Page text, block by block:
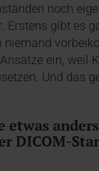
noch
Erstens gibt es
niemand
ein, weil
Und das
DICOM-